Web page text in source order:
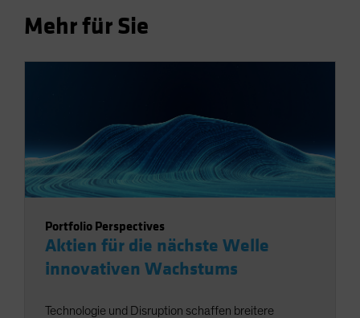
Mehr für Sie
Portfolio Perspectives
Aktien für die nächste Welle
innovativen Wachstums
Technologie und Disruption schaffen breitere